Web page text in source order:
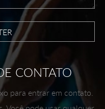
CONTATO
para entrar em contato.